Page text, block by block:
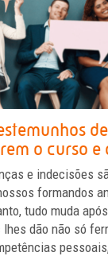
o curso e
e indecisões
formandos
tudo muda
lhes dão não só